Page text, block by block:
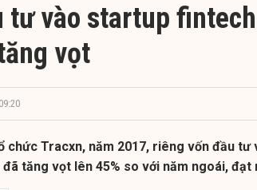
tư vào startup
vọt
chức Tracxn, năm 2017, riêng vốn đầu
đã tăng vọt lên 45% so với năm ngoái, đạt